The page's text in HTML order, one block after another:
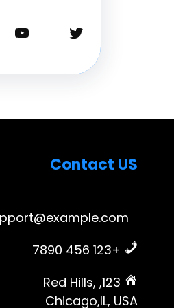
تويتر
يوتيوب
Contact US
+123 456 7890
123, Red Hills,
Chicago,IL, USA